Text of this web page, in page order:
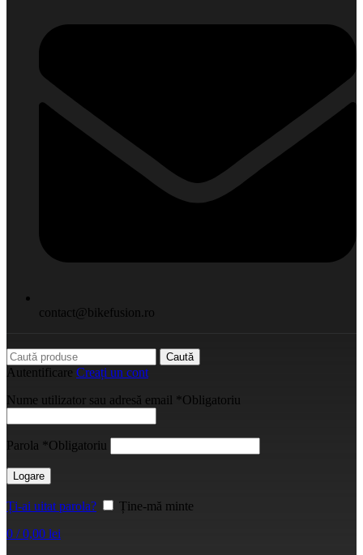
contact@bikefusion.ro
Caută
Autentificare Creați un cont
Nume utilizator sau adresă email *Obligatoriu
Parola *Obligatoriu
Logare
Ți-ai uitat parola?
Ține-mă minte
0 / 0,00 lei